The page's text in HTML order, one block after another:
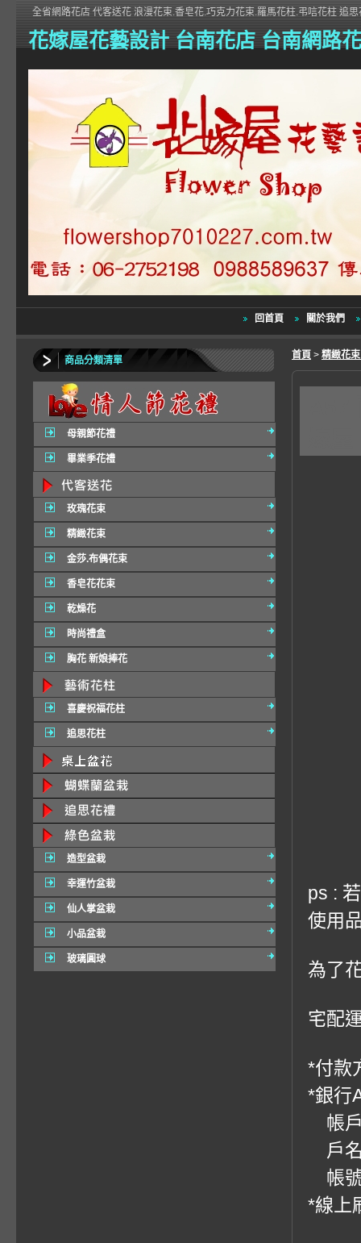
花嫁屋花藝設計 台南花店 台南網路
全省網路花店 代客送花 浪漫花束.香皂花.巧克力花束.羅馬花柱.弔唁花柱 追
回首頁 關於我們
商品分類清單
母親節花禮
畢業季花禮
玫瑰花束
精緻花束
金莎.布偶花束
香皂花花束
乾燥花
時尚禮盒
胸花 新娘捧花
喜慶祝福花柱
追思花柱
造型盆栽
幸運竹盆栽
仙人掌盆栽
小品盆栽
玻璃圓球
首頁 > 精緻花
ps :
使用
為了
宅配
*付款
*銀行
帳戶
戶
帳
*線上